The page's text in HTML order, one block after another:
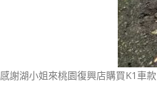
感謝湖小姐來桃園復興店購買K1車款